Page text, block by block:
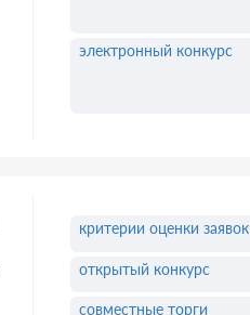
электронный конкурс
критерии оценки заявок
открытый конкурс
совместные торги